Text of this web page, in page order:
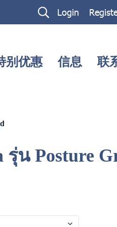
Login
别优惠 信息 联
น Posture